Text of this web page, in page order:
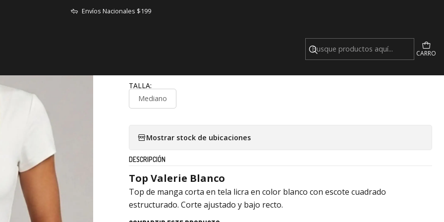
CARRO
Envíos Nacionales $199
Inicio TOPS Top Valerie Blanco
TALLA:
Mediano
Mostrar stock de ubicaciones
DESCRIPCIÓN
Top Valerie Blanco
Top de manga corta en tela licra en color blanco con escote cuadrado
estructurado. Corte ajustado y bajo recto.